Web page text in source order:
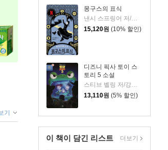
몽구스의 표식
낸시 스프링어 저/정시윤 역
15,120원 (10% 할인)
디즈니 픽사 토이 스
토리 5 소설
13,110원 (5% 할인)
이 책이 담긴 리스트 더보기
기